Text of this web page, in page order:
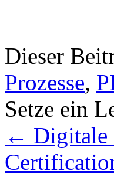
Dieser
Prozesse,
Setze ein
← Digitale